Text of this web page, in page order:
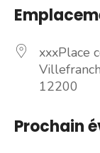
xxxPlace
12200
Prochain